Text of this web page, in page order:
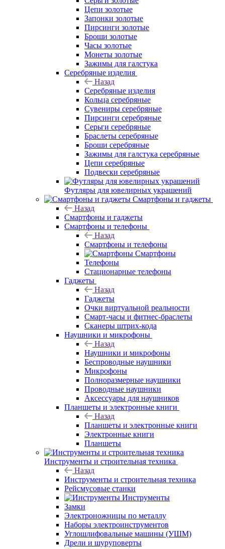
Цепи золотые
Запонки золотые
Пирсинги золотые
Броши золотые
Часы золотые
Монеты золотые
Зажимы для галстука
Серебряные изделия
Назад
Серебряные изделия
Кольца серебряные
Сувениры серебряные
Пирсинги серебряные
Серьги серебряные
Браслеты серебряные
Броши серебряные
Зажимы для галстука серебряные
Цепи серебряные
Подвески серебряные
Футляры для ювелирных украшений
Смартфоны и гаджеты
Назад
Смартфоны и гаджеты
Смартфоны и телефоны
Назад
Смартфоны и телефоны
Смартфоны
Телефоны
Стационарные телефоны
Гаджеты
Назад
Гаджеты
Очки виртуальной реальности
Смарт-часы и фитнес-браслеты
Сканеры штрих-кода
Наушники и микрофоны
Назад
Наушники и микрофоны
Беспроводные наушники
Микрофоны
Полноразмерные наушники
Проводные наушники
Аксессуары для наушников
Планшеты и электронные книги
Назад
Планшеты и электронные книги
Электронные книги
Планшеты
Инструменты и строительная техника
Назад
Инструменты и строительная техника
Рейсмусовые станки
Инструменты
Замки
Электроножницы по металлу
Наборы электроинструментов
Углошлифовальные машины (УШМ)
Дрели и шуруповерты